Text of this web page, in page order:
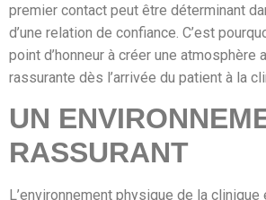
premier contact peut être déterminant
d’une relation de confiance. C’est
point d’honneur à créer une atmosphère
rassurante dès l’arrivée du patient à la
UN
RASSURANT
L’environnement physique de la clinique